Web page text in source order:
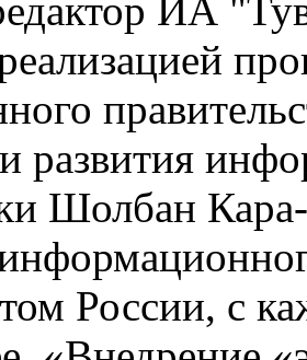
ИА
развития
Шолбан
России, с